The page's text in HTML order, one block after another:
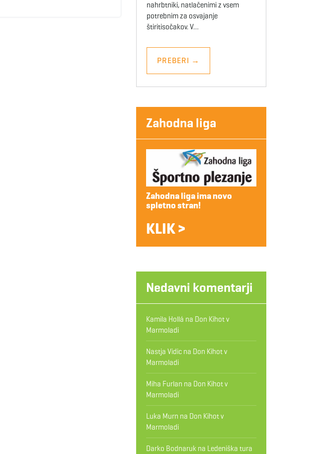
nahrbtniki, natlačenimi z vsem
potrebnim za osvajanje
štiritisočakov. V…
PREBERI →
Zahodna liga
Zahodna liga ima novo
spletno stran!
KLIK >
Nedavni komentarji
Kamila Hollá na Don Kihot v
Marmoladi
Nastja Vidicna Don Kihot v
Marmoladi
Miha Furlan na Don Kihot v
Marmoladi
Luka Murn na Don Kihot v
Marmoladi
Darko Bodnarukna Ledeniška tura